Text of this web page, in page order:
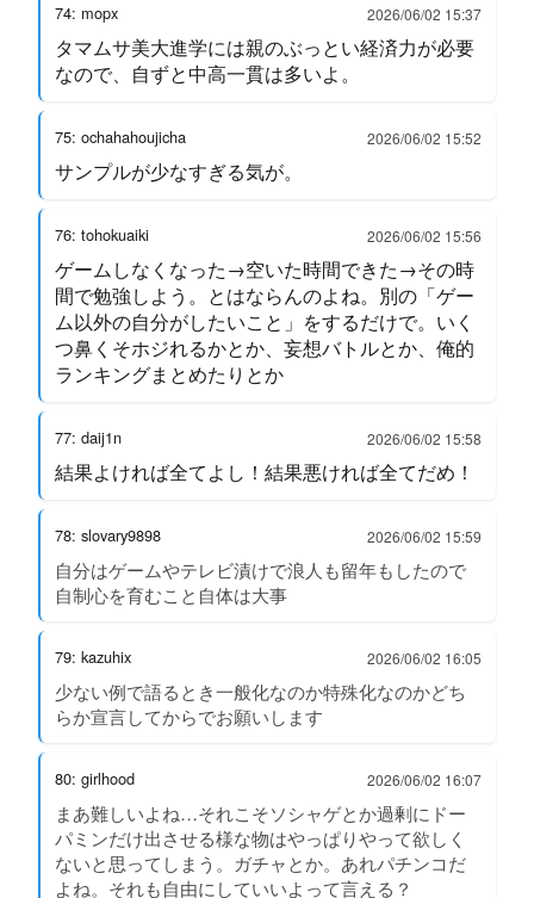
74: mopx 2026/06/02 15:37
タマムサ美大進学には親のぶっとい経済力が必要
なので、自ずと中高一貫は多いよ。
75: ochahahoujicha 2026/06/02 15:52
サンプルが少なすぎる気が。
76: tohokuaiki 2026/06/02 15:56
ゲームしなくなった→空いた時間できた→その時
間で勉強しよう。とはならんのよね。別の「ゲー
ム以外の自分がしたいこと」をするだけで。いく
つ鼻くそホジれるかとか、妄想バトルとか、俺的
ランキングまとめたりとか
77: daij1n 2026/06/02 15:58
結果よければ全てよし！結果悪ければ全てだめ！
78: slovary9898 2026/06/02 15:59
自分はゲームやテレビ漬けで浪人も留年もしたので
自制心を育むこと自体は大事
79: kazuhix 2026/06/02 16:05
少ない例で語るとき一般化なのか特殊化なのかどち
らか宣言してからでお願いします
80: girlhood 2026/06/02 16:07
まあ難しいよね…それこそソシャゲとか過剰にドー
パミンだけ出させる様な物はやっぱりやって欲しく
ないと思ってしまう。ガチャとか。あれパチンコだ
よね。それも自由にしていいよって言える？